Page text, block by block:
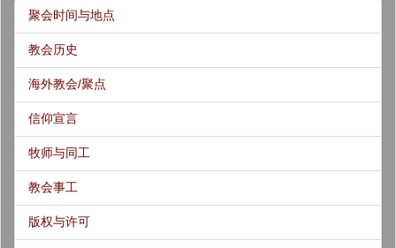
聚会时间与地点
教会历史
海外教会/聚点
信仰宣言
牧师与同工
教会事工
版权与许可